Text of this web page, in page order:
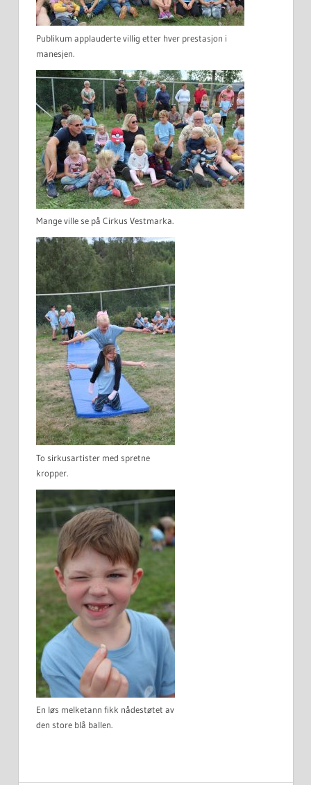
Publikum applauderte villig etter hver prestasjon i
manesjen.
Mange ville se på Cirkus Vestmarka.
To sirkusartister med spretne
kropper.
En løs melketann fikk nådestøtet av
den store blå ballen.